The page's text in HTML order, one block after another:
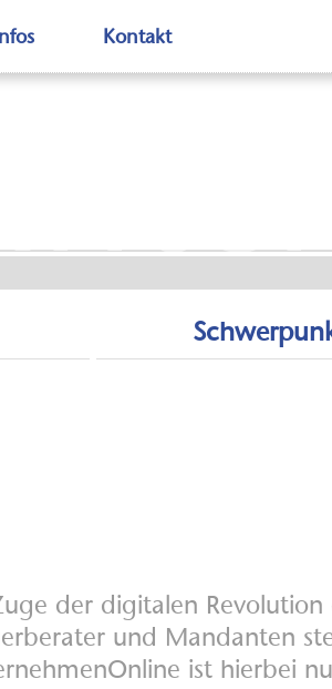
Infos Kontakt
der digitalen
und Mandanten
ist hierbei